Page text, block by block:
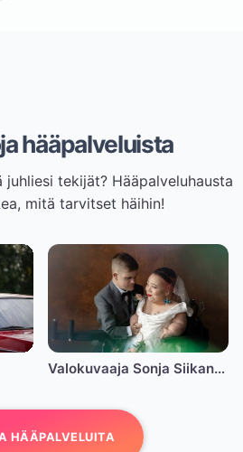
hääpalveluista
tekijät? Hääpalveluhausta
mitä tarvitset häihin!
Valokuvaaja Sonja Siikanen
HÄÄPALVELUITA